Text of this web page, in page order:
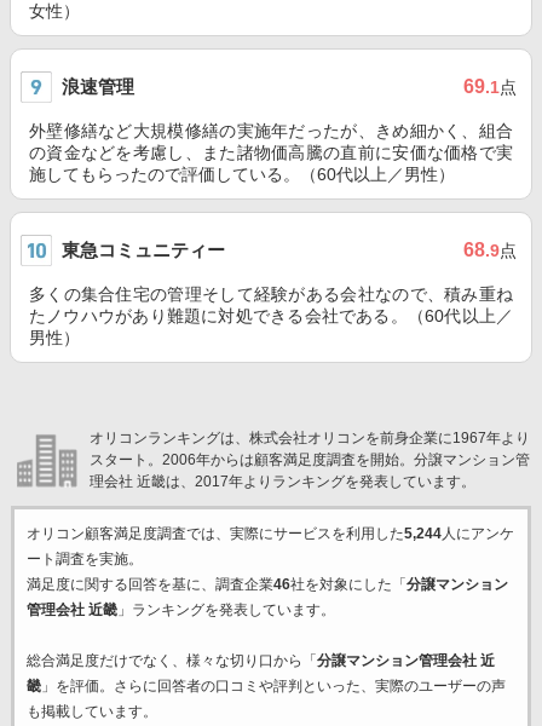
女性）
浪速管理 69.1点
外壁修繕など大規模修繕の実施年だったが、きめ細かく、組合
の資金などを考慮し、また諸物価高騰の直前に安価な価格で実
施してもらったので評価している。（60代以上／男性）
東急コミュニティー 68.9点
多くの集合住宅の管理そして経験がある会社なので、積み重ね
たノウハウがあり難題に対処できる会社である。（60代以上／
男性）
オリコンランキングは、株式会社オリコンを前身企業に1967年より
スタート。2006年からは顧客満足度調査を開始。分譲マンション管
理会社 近畿は、2017年よりランキングを発表しています。
オリコン顧客満足度調査では、実際にサービスを利用した5,244人にアンケ
ート調査を実施。
満足度に関する回答を基に、調査企業46社を対象にした「 分譲マンション
管理会社 近畿」ランキングを発表しています。
総合満足度だけでなく、様々な切り口から「 分譲マンション管理会社 近
畿」を評価。さらに回答者の口コミや評判といった、実際のユーザーの声
も掲載しています。